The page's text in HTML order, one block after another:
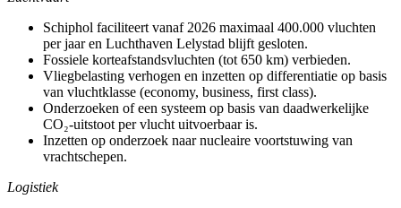
Schiphol faciliteert vanaf 2026 maximaal 400.000 vluchten
per jaar en Luchthaven Lelystad blijft gesloten.
Fossiele korteafstandsvluchten (tot 650 km) verbieden.
Vliegbelasting verhogen en inzetten op differentiatie op basis
van vluchtklasse (economy, business, first class).
Onderzoeken of een systeem op basis van daadwerkelijke
CO₂-uitstoot per vlucht uitvoerbaar is.
Inzetten op onderzoek naar nucleaire voortstuwing van
vrachtschepen.
Logistiek